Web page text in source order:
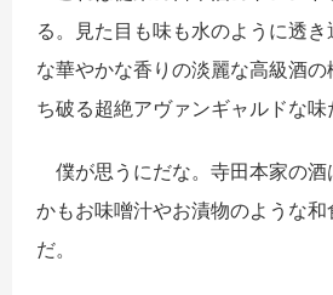
る。見た目も味も水のように透き
な華やかな香りの淡麗な高級酒
ち破る超絶アヴァンギャルドな味
僕が思うにだな。寺田本家の酒
かもお味噌汁やお漬物のような和
だ。